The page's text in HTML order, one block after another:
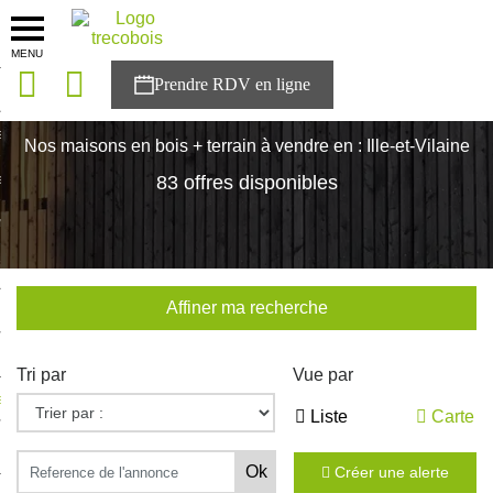
MENU
solutions
Trecobois
à NESTOR
Nos maisons en bois + terrain à vendre en : Ille-et-Vilaine
83 offres disponibles
Affiner ma recherche
Tri par Vue par
Liste Carte
Créer une alerte